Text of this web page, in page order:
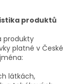
produktů
produkty
platné v České
látkách,